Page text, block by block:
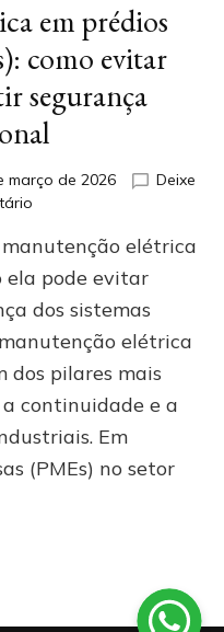
em prédios
como evitar
segurança
março de 2026
Deixe
em
elétrica
em
prédios
industriais
(PMEs):
como
evitar
paradas
e
segurança
elétrica
ela pode evitar
dos sistemas
elétrica
dos pilares mais
continuidade e a
Em
(PMEs) no setor